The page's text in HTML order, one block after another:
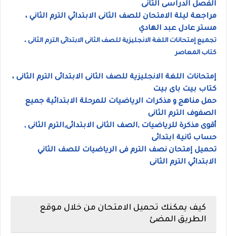
الفصل الدراسى الثانى
مراجعة ليلة الامتحان للصف الثانى الابتدائي الترم الثاني ،
مستر عادل عبد الهادي
تجميع إمتحانات اللغة الانجليزية للصف الثانى الابتدائى الترم الثانى ،
كتاب المعاصر
إمتحانات اللغة الانجليزية للصف الثانى الابتدائى الترم الثانى ،
كتاب بيت باى بيت
حمل مناهج و مذكرات الرياضيات للمرحلة الابتدائية جميع
الصفوف الترم الثانى
أقوى مذكرة للرياضيات ,الصف الثانى الابتدائى,الترم الثانى ,
حساب ثانية ابتدائى
تحميل إمتحان نصف الترم فى الرياضيات للصف الثاني
الابتدائي الترم الثانى
كيف يمكنك تحميل الامتحان من خلال موقع
الطريق المضئ